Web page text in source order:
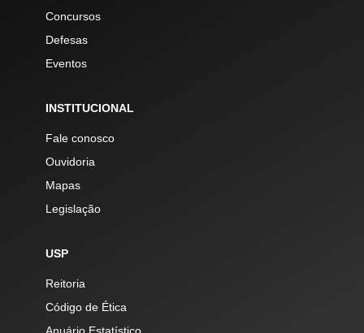
Concursos
Defesas
Eventos
INSTITUCIONAL
Fale conosco
Ouvidoria
Mapas
Legislação
USP
Reitoria
Código de Ética